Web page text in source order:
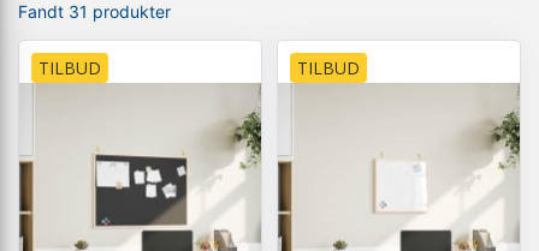
Fandt 31 produkter
TILBUD TILBUD